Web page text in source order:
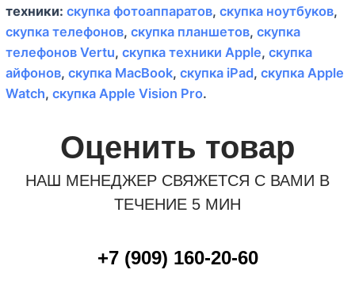
техники: скупка фотоаппаратов, скупка ноутбуков,
скупка телефонов, скупка планшетов, скупка
телефонов Vertu, скупка техники Apple, скупка
айфонов, скупка MacBook, скупка iPad, скупка Apple
Watch, скупка Apple Vision Pro.
Оценить товар
НАШ МЕНЕДЖЕР СВЯЖЕТСЯ С ВАМИ В
ТЕЧЕНИЕ 5 МИН
+7 (909) 160-20-60